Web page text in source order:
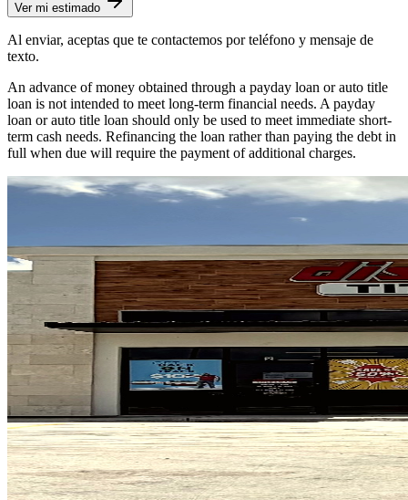
Ver mi estimado
Al enviar, aceptas que te contactemos por teléfono y mensaje de
texto.
An advance of money obtained through a payday loan or auto title
loan is not intended to meet long-term financial needs. A payday
loan or auto title loan should only be used to meet immediate short-
term cash needs. Refinancing the loan rather than paying the debt in
full when due will require the payment of additional charges.